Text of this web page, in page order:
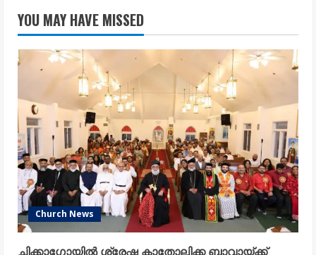
YOU MAY HAVE MISSED
Church News
ചിക്കാഗോയിൽ ശ്രേഷ്ഠ കാതോലിക്ക ബാവായ്ക്ക്